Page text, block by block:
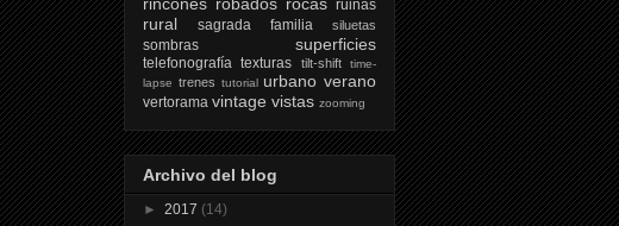
ruinas
rural sagrada familia siluetas
sombras superficies
telefonografía texturas tilt-shift
time-
lapse trenes tutorial urbano verano
vertorama vintage vistas zooming
Archivo del blog
► 2017 (14)